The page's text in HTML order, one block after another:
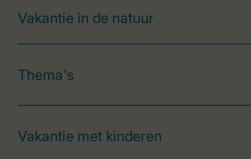
Vakantie in de natuur
Thema's
Vakantie met kinderen